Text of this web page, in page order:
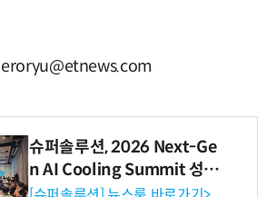
슈퍼솔루션, 2026 Next-Ge
n AI Cooling Summit 성황
리 성료